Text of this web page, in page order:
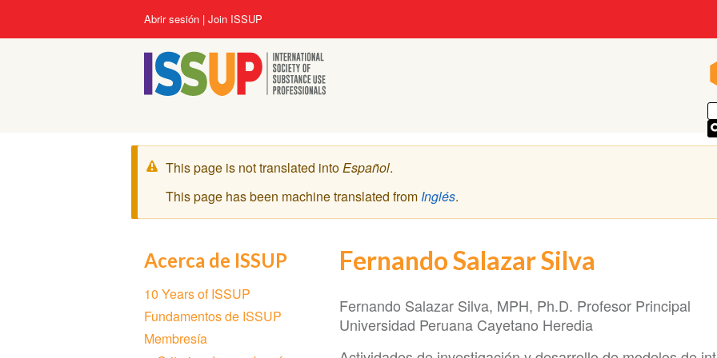
User
account
menu
Abrir sesión Join ISSUP
Mensaje
de
advertencia
This page is not translated intoEspañol.
This page has been machine translated from Inglés.
Fernando Salazar Silva
Fernando Salazar Silva, MPH, Ph.D. Profesor Principal
Universidad Peruana Cayetano Heredia
Acerca de ISSUP
Section
navigation
10 Years of ISSUP
Fundamentos de ISSUP
Membresía